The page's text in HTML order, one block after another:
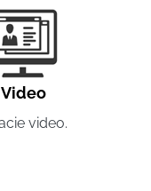
Video
video.